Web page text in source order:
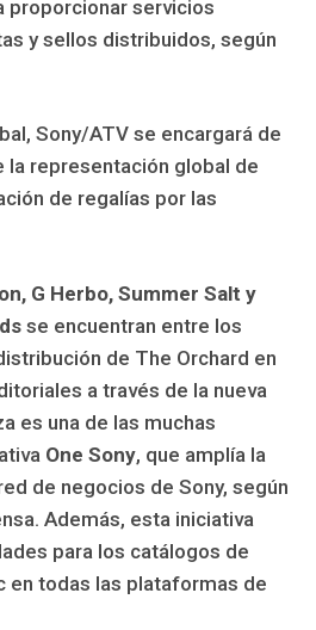
proporcionar servicios
y sellos distribuidos, según
Sony/ATV se encargará de
representación global de
de regalías por las
G Herbo, Summer Salt y
se encuentran entre los
de The Orchard en
a través de la nueva
es una de las muchas
One Sony, que amplía la
de negocios de Sony, según
Además, esta iniciativa
para los catálogos de
en todas las plataformas de